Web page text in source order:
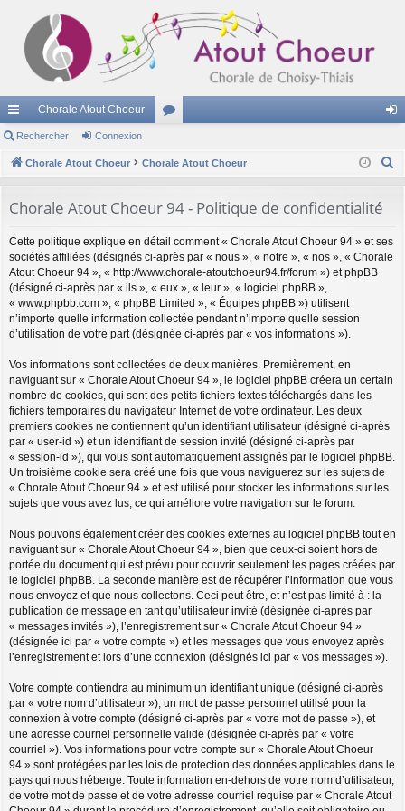
cc
ès
pi
de
Chorale Atout Choeur
u
s
ne
Rechercher Connexion
Chorale Atout Choeur Chorale Atout Choeur
Chorale Atout Choeur 94 - Politique de confidentialité
Cette politique explique en détail comment « Chorale Atout Choeur 94 » et ses
sociétés affiliées (désignés ci-après par « nous », « notre », « nos », « Chorale
Atout Choeur 94 », « http://www.chorale-atoutchoeur94.fr/forum ») et phpBB
(désigné ci-après par « ils », « eux », « leur », « logiciel phpBB »,
« www.phpbb.com », « phpBB Limited », « Équipes phpBB ») utilisent
n’importe quelle information collectée pendant n’importe quelle session
d’utilisation de votre part (désignée ci-après par « vos informations »).
Vos informations sont collectées de deux manières. Premièrement, en
naviguant sur « Chorale Atout Choeur 94 », le logiciel phpBB créera un certain
nombre de cookies, qui sont des petits fichiers textes téléchargés dans les
fichiers temporaires du navigateur Internet de votre ordinateur. Les deux
premiers cookies ne contiennent qu’un identifiant utilisateur (désigné ci-après
par « user-id ») et un identifiant de session invité (désigné ci-après par
« session-id »), qui vous sont automatiquement assignés par le logiciel phpBB.
Un troisième cookie sera créé une fois que vous naviguerez sur les sujets de
« Chorale Atout Choeur 94 » et est utilisé pour stocker les informations sur les
sujets que vous avez lus, ce qui améliore votre navigation sur le forum.
Nous pouvons également créer des cookies externes au logiciel phpBB tout en
naviguant sur « Chorale Atout Choeur 94 », bien que ceux-ci soient hors de
portée du document qui est prévu pour couvrir seulement les pages créées par
le logiciel phpBB. La seconde manière est de récupérer l’information que vous
nous envoyez et que nous collectons. Ceci peut être, et n’est pas limité à : la
publication de message en tant qu’utilisateur invité (désignée ci-après par
« messages invités »), l’enregistrement sur « Chorale Atout Choeur 94 »
(désignée ici par « votre compte ») et les messages que vous envoyez après
l’enregistrement et lors d’une connexion (désignés ici par « vos messages »).
Votre compte contiendra au minimum un identifiant unique (désigné ci-après
par « votre nom d’utilisateur »), un mot de passe personnel utilisé pour la
connexion à votre compte (désigné ci-après par « votre mot de passe »), et
une adresse courriel personnelle valide (désignée ci-après par « votre
courriel »). Vos informations pour votre compte sur « Chorale Atout Choeur
94 » sont protégées par les lois de protection des données applicables dans le
pays qui nous héberge. Toute information en-dehors de votre nom d’utilisateur,
de votre mot de passe et de votre adresse courriel requise par « Chorale Atout